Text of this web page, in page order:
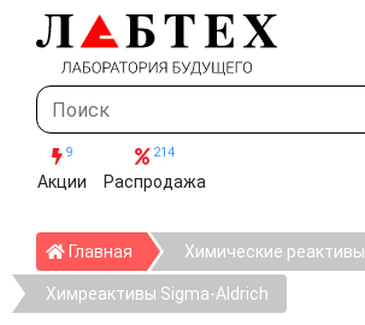
9
Акции
214
Распродажа
Главная ГлавнаяХимические реактивы
Химреактивы Sigma-Aldrich